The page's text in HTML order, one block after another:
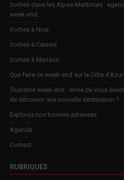
Sorties dans les Alpes-Maritimes :
week-end
Sorties à Nice
Sorties à Cannes
Sorties à Monaco
Que faire ce week-end sur la Côte d’Azur
Tourisme week-end : envie de vous
de découvrir une nouvelle destination ?
Explorez nos bonnes adresses
Agenda
Contact
RUBRIQUES